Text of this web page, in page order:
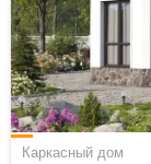
Каркасный дом